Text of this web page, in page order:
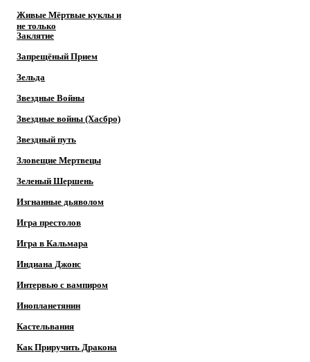
Живые Мёртвые куклы и
не только
Заклятие
Запрещёный Прием
Зельда
Звездные Войны
Звездные войны (Хасбро)
Звездный путь
Зловещие Мертвецы
Зеленый Шершень
Изгнанные дьяволом
Игра престолов
Игра в Кальмара
Индиана Джонс
Интервью с вампиром
Инопланетянин
Кастельвания
Как Приручить Дракона